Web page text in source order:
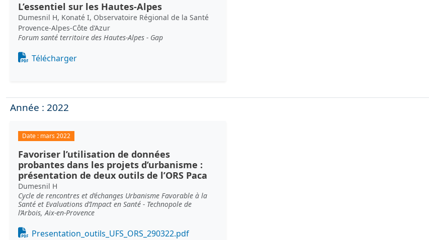
L’essentiel sur les Hautes-Alpes
Dumesnil H, Konaté I, Observatoire Régional de la Santé
Provence-Alpes-Côte d’Azur
Forum santé territoire des Hautes-Alpes - Gap
Document
Télécharger
Année : 2022
Date : mars 2022
Favoriser l’utilisation de données
probantes dans les projets d’urbanisme :
présentation de deux outils de l’ORS Paca
Dumesnil H
Cycle de rencontres et d’échanges Urbanisme Favorable à la
Santé et Evaluations d’Impact en Santé - Technopole de
l’Arbois, Aix-en-Provence
Document
Presentation_outils_UFS_ORS_290322.pdf